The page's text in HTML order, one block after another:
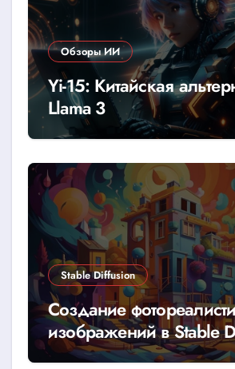
Обзоры ИИ
Yi-15: Китайская
Llama 3
Stable Diffusion
Создание
изображений в Stable